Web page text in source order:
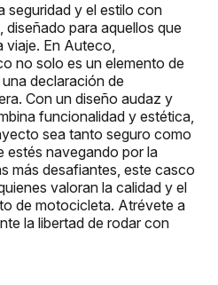
seguridad y el estilo con
para aquellos que
viaje. En Auteco,
no solo es un elemento de
declaración de
Con un diseño audaz y
funcionalidad y estética,
sea tanto seguro como
estés navegando por la
más desafiantes, este casco
valoran la calidad y el
de motocicleta. Atrévete a
la libertad de rodar con